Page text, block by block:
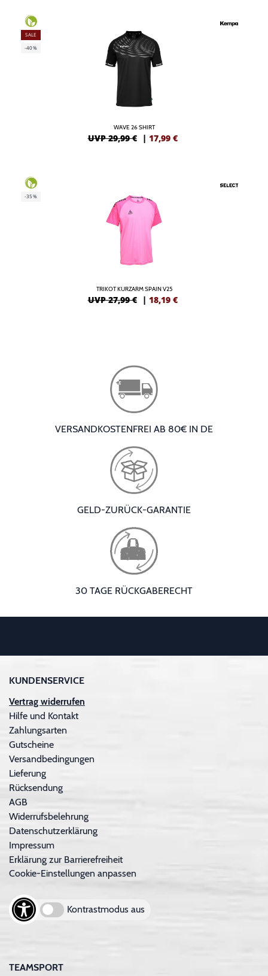
SALE
-40%
WAVE 26 SHIRT
UVP 29,99 € | 17,99 €
-35%
TRIKOT KURZARM SPAIN V25
UVP 27,99 € | 18,19 €
VERSANDKOSTENFREI AB 80€ IN DE
GELD-ZURÜCK-GARANTIE
30 TAGE RÜCKGABERECHT
KUNDENSERVICE
Vertrag widerrufen
Hilfe und Kontakt
Zahlungsarten
Gutscheine
Versandbedingungen
Lieferung
Rücksendung
AGB
Widerrufsbelehrung
Datenschutzerklärung
Impressum
Erklärung zur Barrierefreiheit
Cookie-Einstellungen anpassen
Kontrastmodus aus
TEAMSPORT